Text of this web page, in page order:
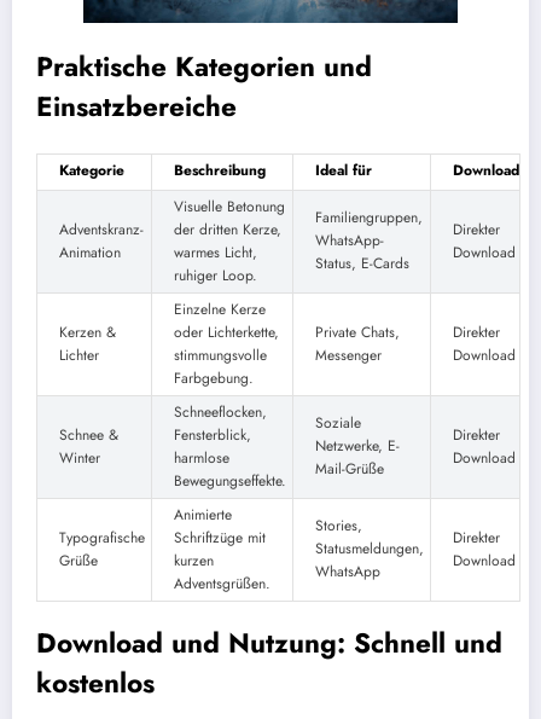
Praktische Kategorien und
Einsatzbereiche
Kategorie Beschreibung Ideal für Download
Adventskranz-
Animation
Visuelle Betonung
der dritten Kerze,
warmes Licht,
ruhiger Loop.
Familiengruppen,
WhatsApp-
Status, E-Cards
Direkter
Download
Kerzen &
Lichter
Einzelne Kerze
oder Lichterkette,
stimmungsvolle
Farbgebung.
Private Chats,
Messenger
Direkter
Download
Schnee &
Winter
Schneeflocken,
Fensterblick,
harmlose
Bewegungseffekte.
Soziale
Netzwerke, E-
Mail-Grüße
Direkter
Download
Typografische
Grüße
Animierte
Schriftzüge mit
kurzen
Adventsgrüßen.
Stories,
Statusmeldungen,
WhatsApp
Direkter
Download
Download und Nutzung: Schnell und
kostenlos